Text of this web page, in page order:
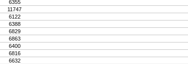
6355
11747
6122
6388
6829
6863
6400
6816
6632